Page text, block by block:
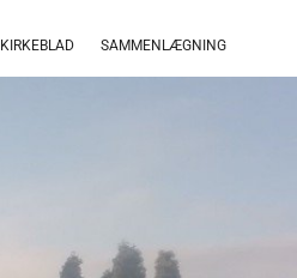
KIRKEBLAD SAMMENLÆGNING